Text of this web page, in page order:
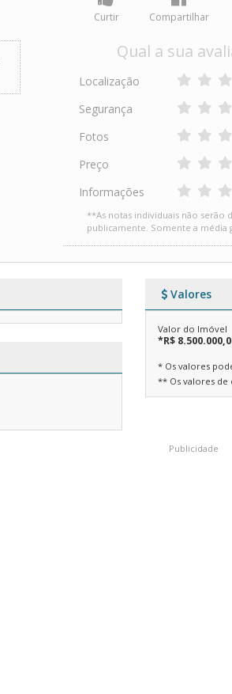
Curtir Compartilhar
Qual a sua
Localização
Segurança
Fotos
Preço
Informações
**As notas individuais não serão
publicamente. Somente a média
Valores
Valor do Imóvel
*R$
* Os valores
** Os valores de